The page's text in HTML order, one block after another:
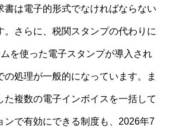
書は電子的形式でなければならない
。さらに、税関スタンプの代わりに
を使った電子スタンプが導入され
の処理が一般的になっています。ま
た複数の電子インボイスを一括して
ンで有効にできる制度も、2026年7